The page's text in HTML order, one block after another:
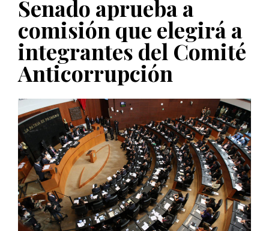
PUBLICADO EL 5 ENERO, 2023
Senado aprueba a
comisión que elegirá a
integrantes del Comité
Anticorrupción